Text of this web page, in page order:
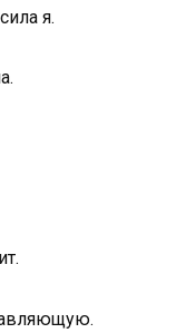
я.